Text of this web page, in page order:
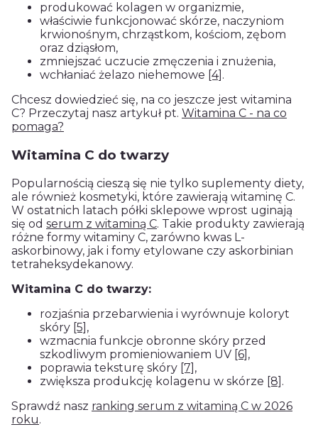
produkować kolagen w organizmie,
właściwie funkcjonować skórze, naczyniom
krwionośnym, chrząstkom, kościom, zębom
oraz dziąsłom,
zmniejszać uczucie zmęczenia i znużenia,
wchłaniać żelazo niehemowe [4] .
Chcesz dowiedzieć się, na co jeszcze jest witamina
C? Przeczytaj nasz artykuł pt. Witamina C - na co
pomaga?
Witamina C do twarzy
Popularnością cieszą się nie tylko suplementy diety,
ale również kosmetyki, które zawierają witaminę C.
W ostatnich latach półki sklepowe wprost uginają
się od serum z witaminą C. Takie produkty zawierają
różne formy witaminy C, zarówno kwas L-
askorbinowy, jak i fomy etylowane czy askorbinian
tetraheksydekanowy.
Witamina C do twarzy:
rozjaśnia przebarwienia i wyrównuje koloryt
skóry [5] ,
wzmacnia funkcje obronne skóry przed
szkodliwym promieniowaniem UV [6] ,
poprawia teksturę skóry [7] ,
zwiększa produkcję kolagenu w skórze [8] .
Sprawdź nasz ranking serum z witaminą C w 2026
roku.